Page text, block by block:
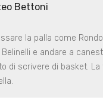
Bettoni
la palla come
e andare a
di scrivere di basket.